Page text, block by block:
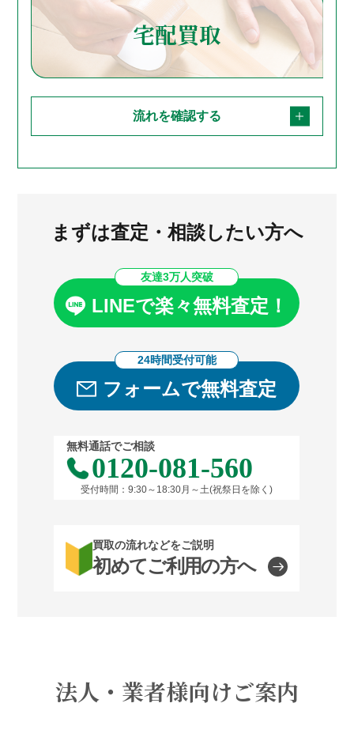
宅配買取
流れを確認する
まずは査定・相談したい方へ
友達3万人突破
LINEで楽々無料査定！
24時間受付可能
フォームで無料査定
無料通話でご相談
0120-081-560
受付時間：9:30～18:30月～土(祝祭日を除く)
買取の流れなどをご説明
初めてご利用の方へ
法人・業者様向けご案内